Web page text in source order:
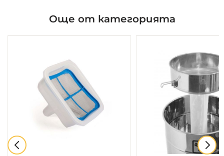
Още от категорията